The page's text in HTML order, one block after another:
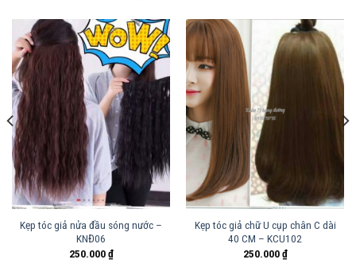
Kẹp tóc giả nửa đầu sóng nước –
KNĐ06
250.000₫
Kẹp tóc giả chữ U cụp chân C dài
40 CM – KCU102
250.000₫